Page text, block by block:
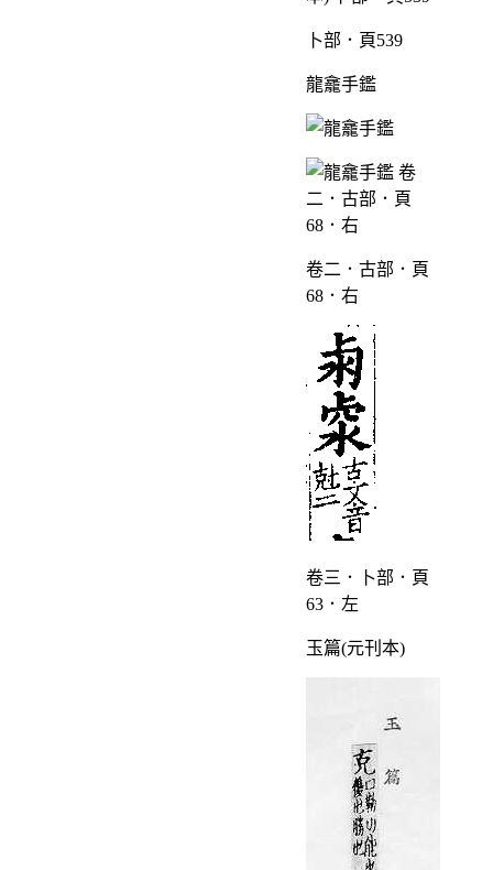
卜部．頁539
龍龕手鑑
卷二．古部．頁
68．右
卷三．卜部．頁
63．左
玉篇(元刊本)